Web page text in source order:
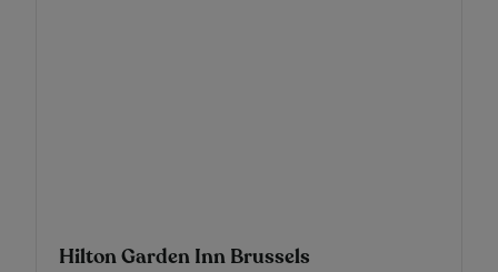
Hilton Garden Inn Brussels